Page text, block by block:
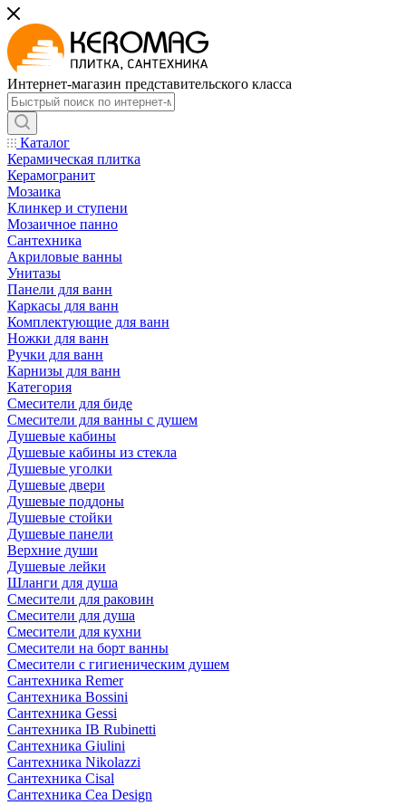
Интернет-магазин представительского класса
Каталог
Керамическая плитка
Керамогранит
Мозаика
Клинкер и ступени
Мозаичное панно
Сантехника
Акриловые ванны
Унитазы
Панели для ванн
Каркасы для ванн
Комплектующие для ванн
Ножки для ванн
Ручки для ванн
Карнизы для ванн
Категория
Смесители для биде
Смесители для ванны с душем
Душевые кабины
Душевые кабины из стекла
Душевые уголки
Душевые двери
Душевые поддоны
Душевые стойки
Душевые панели
Верхние души
Душевые лейки
Шланги для душа
Смесители для раковин
Смесители для душа
Смесители для кухни
Смесители на борт ванны
Смесители с гигиеническим душем
Сантехника Remer
Сантехника Bossini
Сантехника Gessi
Сантехника IB Rubinetti
Сантехника Giulini
Сантехника Nikolazzi
Сантехника Cisal
Сантехника Cea Design